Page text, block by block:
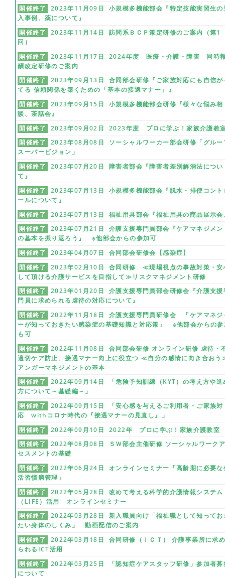
開催終了
2023年11月09日 小規模多機能部会『特定技能実習生の
入事例、薬について』
開催終了
2023年11月14日 訪問系ＢＣＰ策定研修のご案内（第1
回）
開催終了
2023年11月17日 2024年度 医療・介護・障害 同時
酬改定研修のご案内
開催終了
2023年09月13日 合同部会研修『ご家族対応にも自信が
てる 信頼関係を築くための「基本の接遇マナー」』
開催終了
2023年09月15日 小規模多機能部会研修『様々な悩み相
談、茶話会』
開催終了
2023年09月02日 2023年度 プロに学ぶ！家族介護教
開催終了
2023年08月08日 ソーシャルワーカー部会研修「グルー
スーパービジョン」
開催終了
2023年07月20日 障害者部会『障害者差別解消法につい
て』
開催終了
2023年07月13日 小規模多機能部会『脱水・排便コント
ールについて』
開催終了
2023年07月13日 福祉用具部会『福祉用具の商品展示会
開催終了
2023年07月21日 介護支援専門員部会『ケアマネジメン
の基本を振り返ろう』 ※他部会からの参加可
開催終了
2023年04月07日 合同部会研修会【感染症】
開催終了
2023年02月10日 合同研修 ≪現場視点の事故対策・安
して頂ける介護サービスを目指して≫リスクマネジメント研修
開催終了
2023年01月20日 介護支援専門員部会研修会『介護支援
門員に求められる虐待の対応について』
開催終了
2022年11月18日 介護支援専門員研修会 「ケアマネジ
ーが知っておきたい感染症の基礎知識と対応策」 ※他部会からの
も可
開催終了
2022年11月08日 合同部会研修 オンライン研修 虐待・
適切ケア防止、接遇マナー向上に役立つ ≪自分の感情に向き合お
アンガーマネジメントの基本
開催終了
2022年09月14日 「危険予知訓練（KYT）の考え方や進
方について～基礎編～」
開催終了
2022年09月15日 「安心感を与えるご利用者・ご家族対
応 withコロナ時代の『接遇マナーの見直し』」
開催終了
2022年09月10日 2022年 プロに学ぶ！家族介護教室
開催終了
2022年08月08日 ＳＷ部会主催研修 ソーシャルワーク
セスメントの基礎
開催終了
2022年06月24日 オンラインセミナー「高齢期に必要な
活習慣病管理」
開催終了
2022年05月28日 改めて考える科学的介護情報システム
（LIFE）活用 オンラインセミナー
開催終了
2022年03月28日 新入職員向け「福祉職として知ってお
たい身体のしくみ」 動画配信のご案内
開催終了
2022年03月18日 合同研修（ＩＣＴ） 介護事業所に求
られるICT活用
開催終了
2022年03月25日 「認知症ケアスタッフ研修」参加者募
について